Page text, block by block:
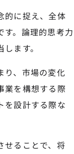
的に捉え、全体
。論理的思考力
ます。
り、市場の変化
業を構想する際
を設計する際な
せることで、将